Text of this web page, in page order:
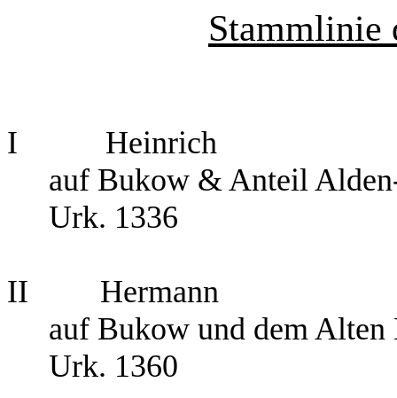
Stammlinie
I Heinrich
auf Bukow & Anteil
Urk. 1336
II Hermann
auf Bukow und dem
Urk. 1360